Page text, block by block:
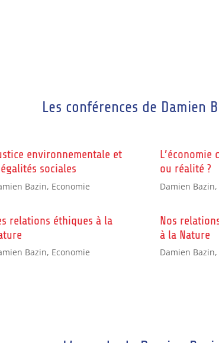
Les conférences de Damien
environnementale et
sociales
Bazin, Economie
L’économie
ou réalité ?
Damien Bazin,
relations éthiques à la
Bazin, Economie
Nos
à la Nature
Damien Bazin,